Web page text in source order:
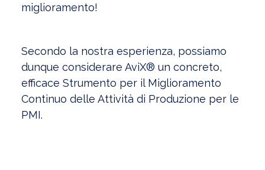
miglioramento!
Secondo la nostra esperienza, possiamo
dunque considerare AviX® un concreto,
efficace Strumento per il Miglioramento
Continuo delle Attività di Produzione per le
PMI.